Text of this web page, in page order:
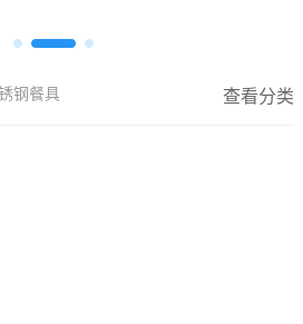
钢餐具 查看分类